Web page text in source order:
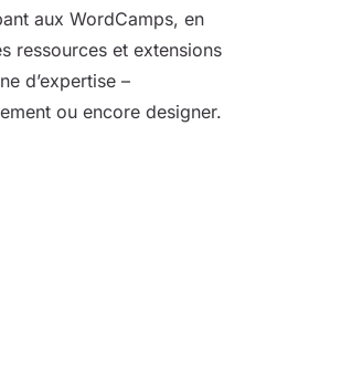
aux WordCamps, en
ressources et extensions
d’expertise –
ou encore designer.